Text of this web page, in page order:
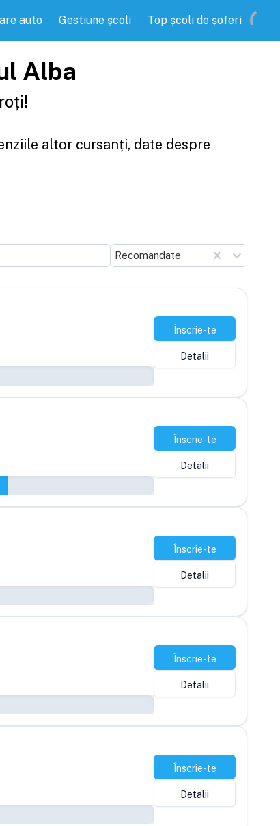
auto Gestiune școli Top școli de șoferi
Alba
altor cursanți, date despre
Recomandate
Înscrie-te
Detalii
Înscrie-te
Detalii
Înscrie-te
Detalii
Înscrie-te
Detalii
Înscrie-te
Detalii